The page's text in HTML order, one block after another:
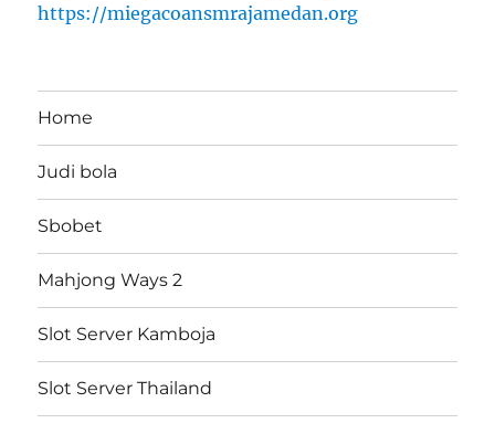
https://miegacoansmrajamedan.org
Home
Judi bola
Sbobet
Mahjong Ways 2
Slot Server Kamboja
Slot Server Thailand